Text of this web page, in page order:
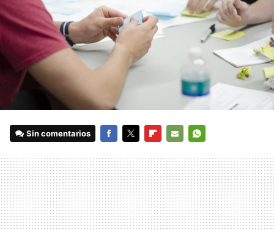
Sin comentarios
MAIL